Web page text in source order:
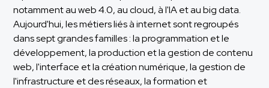
notamment au web 4.0, au cloud, à l'IA et au big data.
Aujourd'hui, les métiers liés à internet sont regroupés
dans sept grandes familles : la programmation et le
développement, la production et la gestion de contenu
web, l'interface et la création numérique, la gestion de
l'infrastructure et des réseaux, la formation et